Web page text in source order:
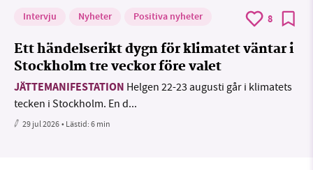
Intervju Nyheter Positiva nyheter 8
Ett händelserikt dygn för klimatet väntar i
Stockholm tre veckor före valet
JÄTTEMANIFESTATION Helgen 22-23 augusti går i klimatets
tecken i Stockholm. En d...
29 jul 2026• Lästid:6 min